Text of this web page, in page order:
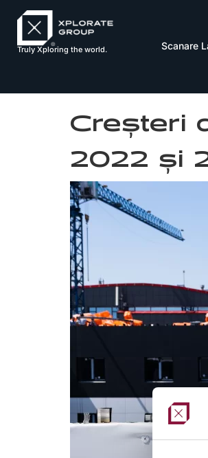
Truly Xploring the world.
Scanare
Creșteri
2022 și